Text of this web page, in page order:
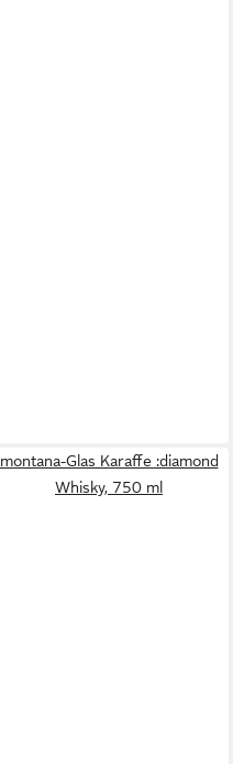
montana-Glas Karaffe :diamond
Whisky, 750 ml